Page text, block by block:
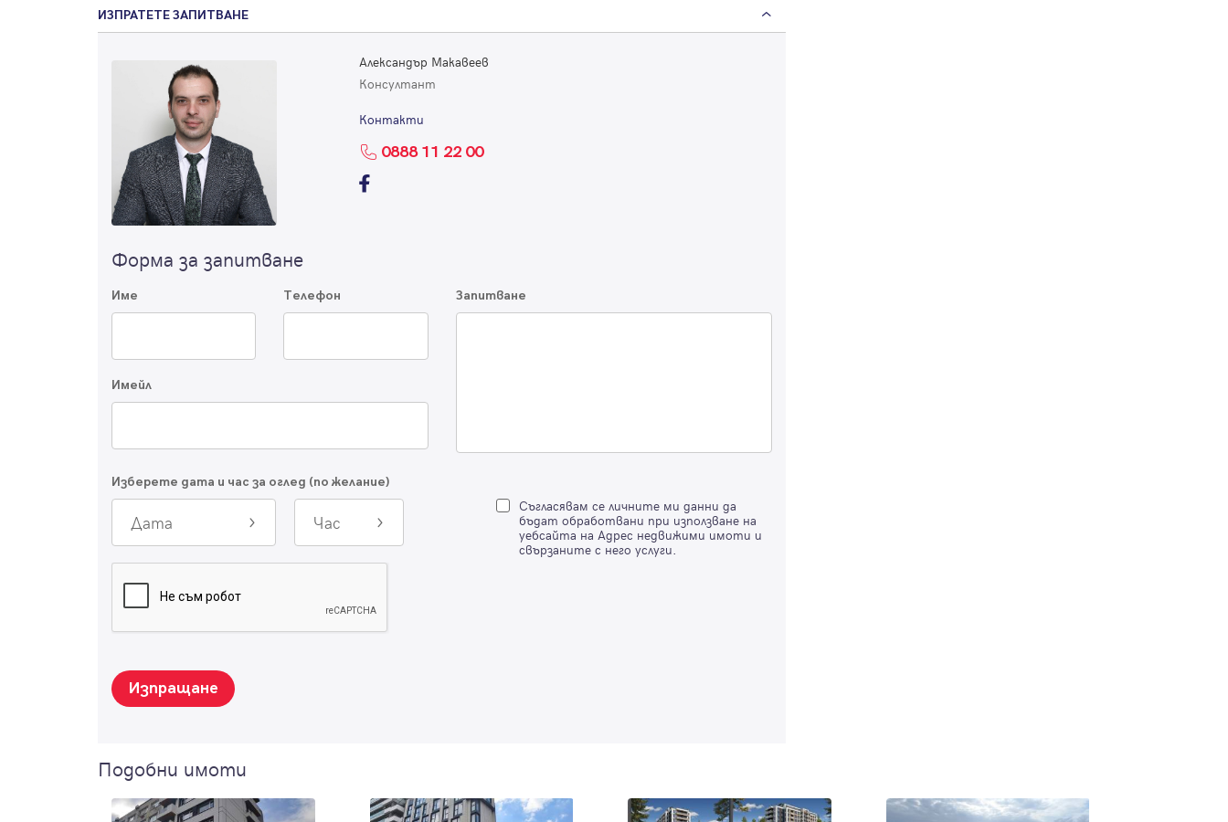
ИЗПРАТЕТЕ ЗАПИТВАНЕ
Александър Макавеев
Консултант
Контакти
0888 11 22 00
Форма за запитване
Име Телефон
Имейл
Запитване
Изберете дата и час за оглед (по желание)
Дата Час
Съгласявам се личните ми данни да
бъдат обработвани при използване на
уебсайта на Адрес недвижими имоти и
свързаните с него услуги.
Изпращане
Подобни имоти
Вход
Влезте с профила си, за да разгледате повече снимки и да получите
по-подробна информация.
Забравена парола